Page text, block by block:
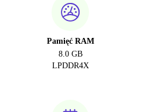
Pamięć RAM
8.0 GB
LPDDR4X